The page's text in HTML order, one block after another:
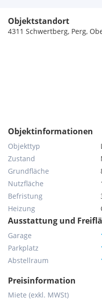
Objektstandort
4311 Schwertberg, Perg,
Objektinformationen
Objekttyp
Zustand
Grundfläche
Nutzfläche
Befristung
Heizung
Ausstattung und
Garage
Parkplatz
Abstellraum
Preisinformation
Miete (exkl. MWSt)